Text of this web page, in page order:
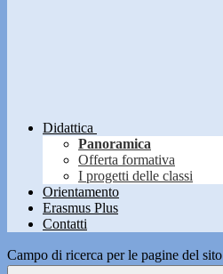
Didattica
Panoramica
Offerta formativa
I progetti delle classi
Orientamento
Erasmus Plus
Contatti
Campo di ricerca per le pagine del sito